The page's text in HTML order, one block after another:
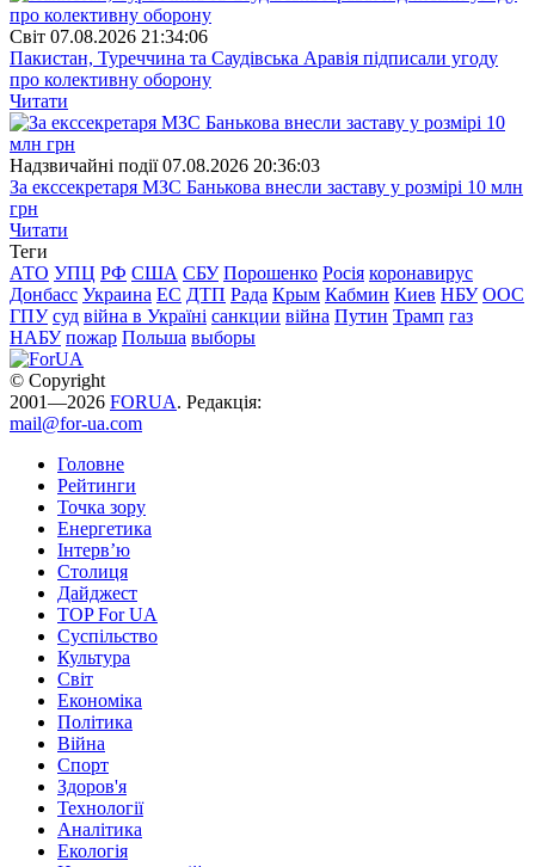
Свiт 07.08.2026 21:34:06
Пакистан, Туреччина та Саудівська Аравія підписали угоду
про колективну оборону
Читати
Надзвичайні події 07.08.2026 20:36:03
За екссекретаря МЗС Банькова внесли заставу у розмірі 10 млн
грн
Читати
Теги
АТО УПЦ РФ США СБУ Порошенко Росія коронавирус
Донбасс Украина ЕС ДТП Рада Крым Кабмин Киев НБУ ООС
ГПУ суд війна в Україні санкции війна Путин Трамп газ
НАБУ пожар Польша выборы
© Copyright
2001—2026 FORUA. Редакція:
mail@for-ua.com
Головне
Рейтинги
Точка зору
Енергетика
Інтерв’ю
Столиця
Дайджест
TOP For UA
Суспiльство
Культура
Світ
Економіка
Політика
Війна
Спорт
Здоров'я
Технології
Аналітика
Екологія